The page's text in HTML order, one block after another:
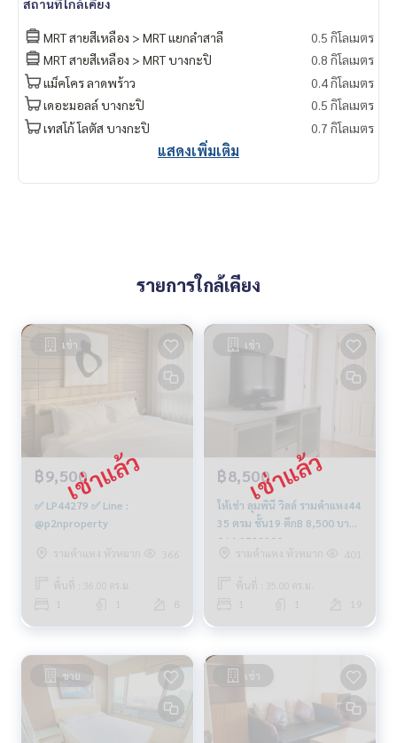
สถานที่ใกล้เคียง
MRT สายสีเหลือง > MRT แยกลำสาลี
0.5 กิโลเมตร
MRT สายสีเหลือง > MRT บางกะปิ
0.8 กิโลเมตร
แม็คโคร ลาดพร้าว
0.4 กิโลเมตร
เดอะมอลล์ บางกะปิ
0.5 กิโลเมตร
เทสโก้ โลตัส บางกะปิ
0.7 กิโลเมตร
แสดงเพิ่มเติม
รายการใกล้เคียง
เช่า
฿9,500
✅ LP44279 ✅ Line :
@p2nproperty
รามคำแหง หัวหมาก 366
พื้นที่ : 36.00 ตร.ม.
8
เช่า
฿8,500
ให้เช่า ลุมพินี วิลล์ รามคำแหง44
35 ตรม ชั้น19 ตึกB 8,500 บาท
064-9598900
รามคำแหง หัวหมาก
401
พื้นที่ : 35.00 ตร.ม.
19
ขาย เช่า